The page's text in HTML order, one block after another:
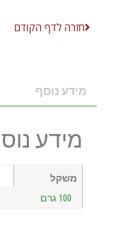
חזרה לדף הקודם
מידע נוסף
מידע
משקל
100 גרם